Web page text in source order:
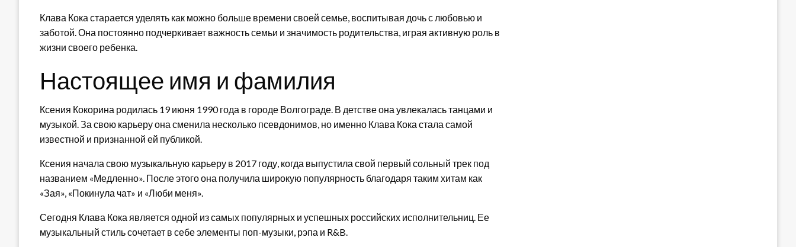
Клава Кока старается уделять как можно больше времени своей семье, воспитывая дочь с любовью и
заботой. Она постоянно подчеркивает важность семьи и значимость родительства, играя активную роль в
жизни своего ребенка.
Настоящее имя и фамилия
Ксения Кокорина родилась 19 июня 1990 года в городе Волгограде. В детстве она увлекалась танцами и
музыкой. За свою карьеру она сменила несколько псевдонимов, но именно Клава Кока стала самой
известной и признанной ей публикой.
Ксения начала свою музыкальную карьеру в 2017 году, когда выпустила свой первый сольный трек под
названием «Медленно». После этого она получила широкую популярность благодаря таким хитам как
«Зая», «Покинула чат» и «Люби меня».
Сегодня Клава Кока является одной из самых популярных и успешных российских исполнительниц. Ее
музыкальный стиль сочетает в себе элементы поп-музыки, рэпа и R&B.